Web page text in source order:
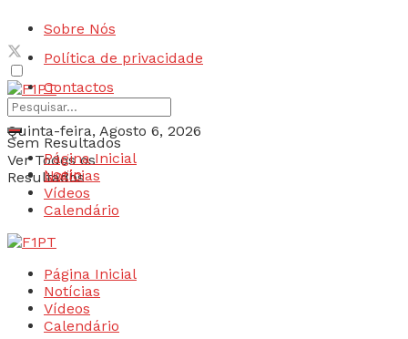
Sobre Nós
Política de privacidade
Contactos
Quinta-feira, Agosto 6, 2026
Login
Sem Resultados
Ver Todos os
Resultados
Página Inicial
Notícias
Vídeos
Calendário
Página Inicial
Notícias
Vídeos
Calendário